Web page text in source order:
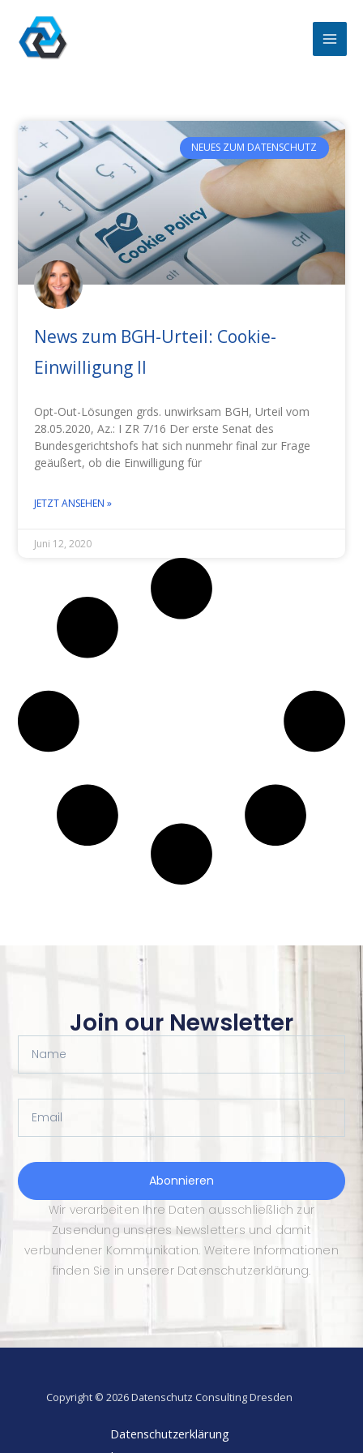
Inhalt
springen
NEUES ZUM DATENSCHUTZ
News zum BGH-Urteil: Cookie-
Einwilligung II
Opt-Out-Lösungen grds. unwirksam BGH, Urteil vom
28.05.2020, Az.: I ZR 7/16 Der erste Senat des
Bundesgerichtshofs hat sich nunmehr final zur Frage
geäußert, ob die Einwilligung für
JETZT ANSEHEN »
Juni 12, 2020
Join our Newsletter
Abonnieren
Wir verarbeiten Ihre Daten ausschließlich zur
Zusendung unseres Newsletters und damit
verbundener Kommunikation. Weitere Informationen
finden Sie in unserer Datenschutzerklärung.
Copyright © 2026 Datenschutz Consulting Dresden
Datenschutzerklärung